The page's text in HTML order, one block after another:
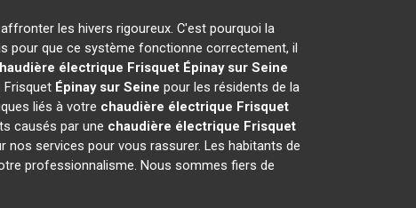
les hivers rigoureux. C'est pourquoi la
pour que ce système fonctionne correctement, il
électrique Frisquet Épinay sur Seine
Frisquet Épinay sur Seine pour les résidents de la
liés à votre chaudière électrique Frisquet
causés par une chaudière électrique Frisquet
services pour vous rassurer. Les habitants de
professionnalisme. Nous sommes fiers de